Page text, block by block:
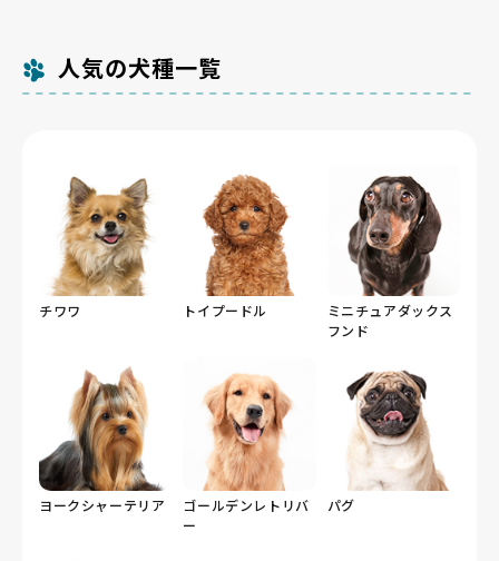
人気の犬種一覧
チワワ トイプードル
ミニチュアダックス
フンド
ヨークシャーテリア
ゴールデンレトリバ
ー
パグ